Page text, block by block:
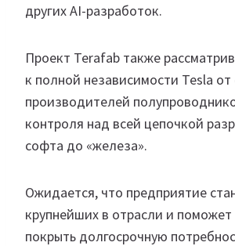
других AI-разработок.
Проект Terafab также
к полной независимости Tesla от
производителей
контроля над всей цепочкой
софта до «железа».
Ожидается, что предприятие
крупнейших в отрасли и
покрыть долгосрочную